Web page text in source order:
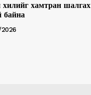
хамтран шалгах
байна